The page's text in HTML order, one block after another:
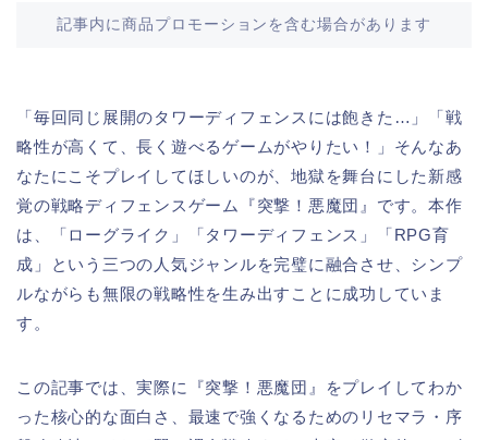
記事内に商品プロモーションを含む場合があります
「毎回同じ展開のタワーディフェンスには飽きた…」「戦
略性が高くて、長く遊べるゲームがやりたい！」そんなあ
なたにこそプレイしてほしいのが、地獄を舞台にした新感
覚の戦略ディフェンスゲーム『突撃！悪魔団』です。本作
は、「ローグライク」「タワーディフェンス」「RPG育
成」という三つの人気ジャンルを完璧に融合させ、シンプ
ルながらも無限の戦略性を生み出すことに成功していま
す。
この記事では、実際に『突撃！悪魔団』をプレイしてわか
った核心的な面白さ、最速で強くなるためのリセマラ・序